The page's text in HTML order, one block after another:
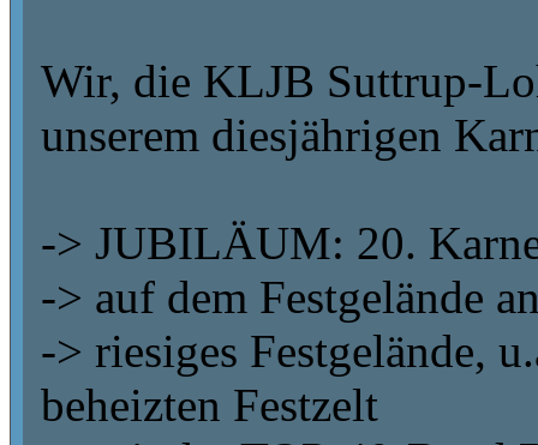
Wir, die KLJB Suttrup-
unserem diesjährigen
-> JUBILÄUM: 20.
-> auf dem Festgelände
-> riesiges Festgelände,
beheizten Festzelt